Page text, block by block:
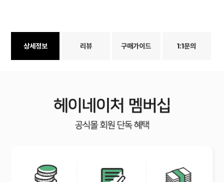
상세정보 리뷰 구매가이드 1:1문의